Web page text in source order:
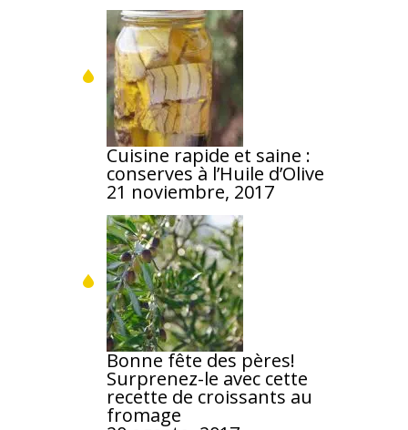
Cuisine rapide et saine :
conserves à l’Huile d’Olive
21 noviembre, 2017
Bonne fête des pères!
Surprenez-le avec cette
recette de croissants au
fromage